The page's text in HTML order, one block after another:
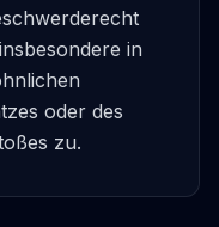
in
oder des
zu.